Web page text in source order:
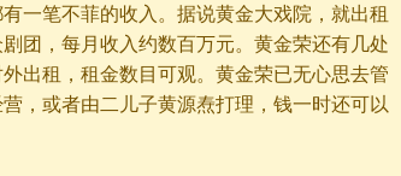
一笔不菲的收入。据说黄金大戏院，就出租
团，每月收入约数百万元。黄金荣还有几处
出租，租金数目可观。黄金荣已无心思去管
，或者由二儿子黄源焘打理，钱一时还可以